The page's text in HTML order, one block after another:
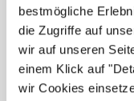
bestmögliche
die Zugriffe auf
wir auf unseren
einem Klick auf
wir Cookies
Pharmazeutisch-
in Voll- oder